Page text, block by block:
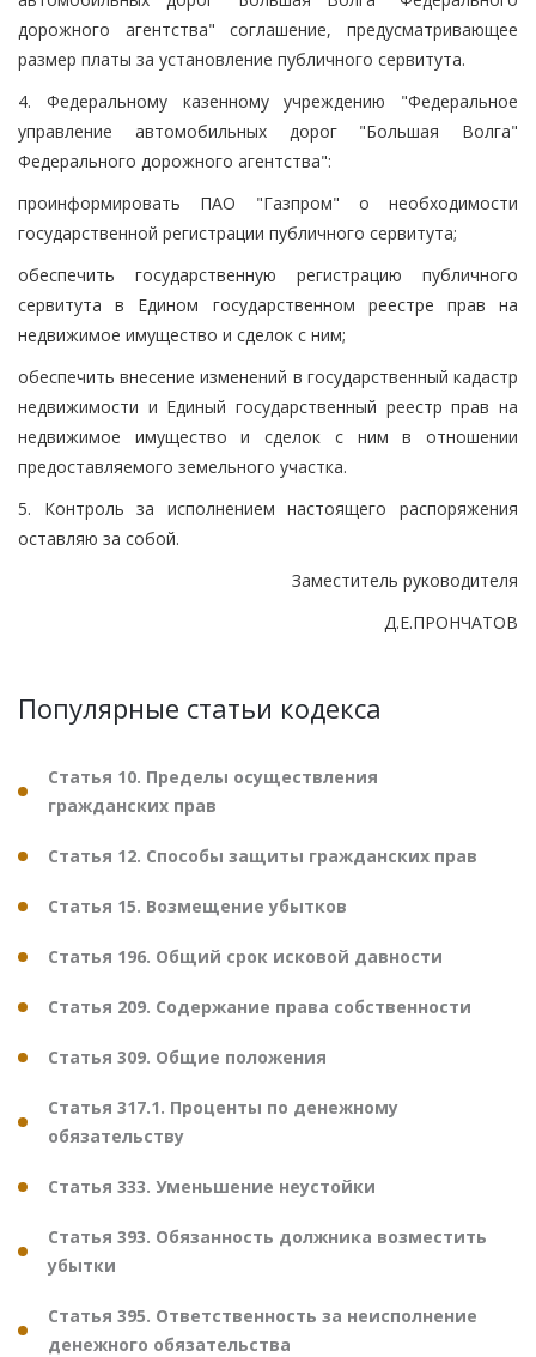
дорожного агентства" соглашение, предусматривающее
размер платы за установление публичного сервитута.
4. Федеральному казенному учреждению "Федеральное
управление автомобильных дорог "Большая Волга"
Федерального дорожного агентства":
проинформировать ПАО "Газпром" о необходимости
государственной регистрации публичного сервитута;
обеспечить государственную регистрацию публичного
сервитута в Едином государственном реестре прав на
недвижимое имущество и сделок с ним;
обеспечить внесение изменений в государственный кадастр
недвижимости и Единый государственный реестр прав на
недвижимое имущество и сделок с ним в отношении
предоставляемого земельного участка.
5. Контроль за исполнением настоящего распоряжения
оставляю за собой.
Заместитель руководителя
Д.Е.ПРОНЧАТОВ
Популярные статьи кодекса
Статья 10. Пределы осуществления
гражданских прав
Статья 12. Способы защиты гражданских прав
Статья 15. Возмещение убытков
Статья 196. Общий срок исковой давности
Статья 209. Содержание права собственности
Статья 309. Общие положения
Статья 317.1. Проценты по денежному
обязательству
Статья 333. Уменьшение неустойки
Статья 393. Обязанность должника возместить
убытки
Статья 395. Ответственность за неисполнение
денежного обязательства